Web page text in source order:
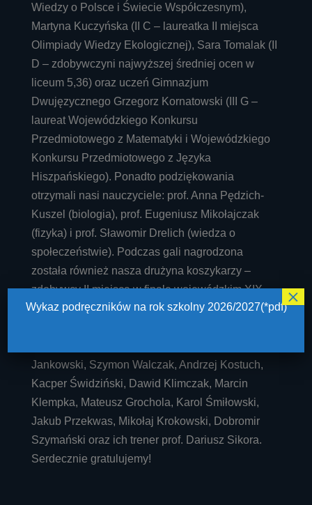
Wiedzy o Polsce i Świecie Współczesnym),
Martyna Kuczyńska (II C – laureatka II miejsca
Olimpiady Wiedzy Ekologicznej), Sara Tomalak (II
D – zdobywczyni najwyższej średniej ocen w
liceum 5,36) oraz uczeń Gimnazjum
Dwujęzycznego Grzegorz Kornatowski (III G –
laureat Wojewódzkiego Konkursu
Przedmiotowego z Matematyki i Wojewódzkiego
Konkursu Przedmiotowego z Języka
Hiszpańskiego). Ponadto podziękowania
otrzymali nasi nauczyciele: prof. Anna Pędzich-
Kuszel (biologia), prof. Eugeniusz Mikołajczak
(fizyka) i prof. Sławomir Drelich (wiedza o
społeczeństwie). Podczas gali nagrodzona
została również nasza drużyna koszykarzy –
zdobywcy II miejsca w finale wojewódzkim XIX
Kujawsko-Pomorskiej Licealiady Szkół
Jankowski, Szymon Walczak, Andrzej Kostuch,
Kacper Świdziński, Dawid Klimczak, Marcin
Klempka, Mateusz Grochola, Karol Śmiłowski,
Jakub Przekwas, Mikołaj Krokowski, Dobromir
Szymański oraz ich trener prof. Dariusz Sikora.
Serdecznie gratulujemy!
Wykaz podręczników na rok szkolny 2026/2027(*pdf)×